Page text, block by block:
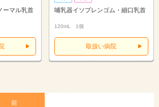
マル乳首
哺乳器イソプレンゴム・細口乳首
120mL 1個
取扱い病院
前